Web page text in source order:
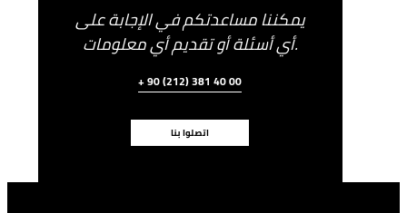
يمكننا مساعدتكم في الإجابة على
أي أسئلة أو تقديم أي معلومات.
+ 90 (212) 381 40 00
اتصلوا بنا